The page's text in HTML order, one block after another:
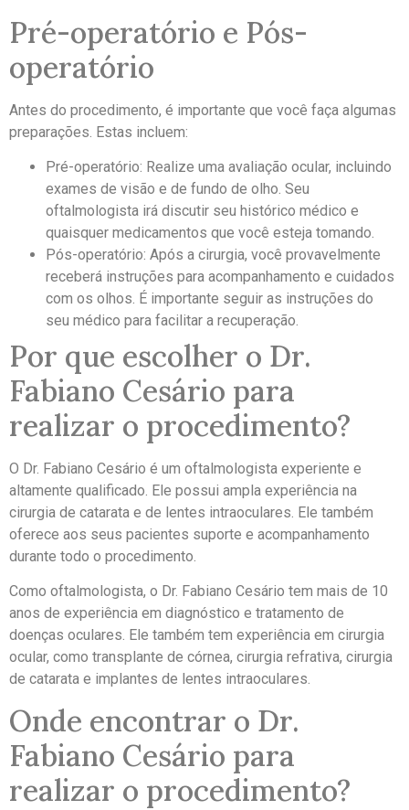
Pré-operatório e Pós-
operatório
Antes do procedimento, é importante que você faça algumas
preparações. Estas incluem:
Pré-operatório: Realize uma avaliação ocular, incluindo
exames de visão e de fundo de olho. Seu
oftalmologista irá discutir seu histórico médico e
quaisquer medicamentos que você esteja tomando.
Pós-operatório: Após a cirurgia, você provavelmente
receberá instruções para acompanhamento e cuidados
com os olhos. É importante seguir as instruções do
seu médico para facilitar a recuperação.
Por que escolher o Dr.
Fabiano Cesário para
realizar o procedimento?
O Dr. Fabiano Cesário é um oftalmologista experiente e
altamente qualificado. Ele possui ampla experiência na
cirurgia de catarata e de lentes intraoculares. Ele também
oferece aos seus pacientes suporte e acompanhamento
durante todo o procedimento.
Como oftalmologista, o Dr. Fabiano Cesário tem mais de 10
anos de experiência em diagnóstico e tratamento de
doenças oculares. Ele também tem experiência em cirurgia
ocular, como transplante de córnea, cirurgia refrativa, cirurgia
de catarata e implantes de lentes intraoculares.
Onde encontrar o Dr.
Fabiano Cesário para
realizar o procedimento?